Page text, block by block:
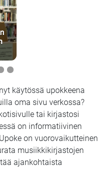
käytössä upokkeena
oma sivu verkossa?
tai kirjastosi
on informatiivinen
on vuorovaikutteinen
musiikkikirjastojen
ajankohtaista